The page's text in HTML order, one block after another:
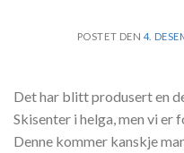
POSTET DEN 4.
Det har blitt produsert en
Skisenter i helga, men vi er
Denne kommer kanskje